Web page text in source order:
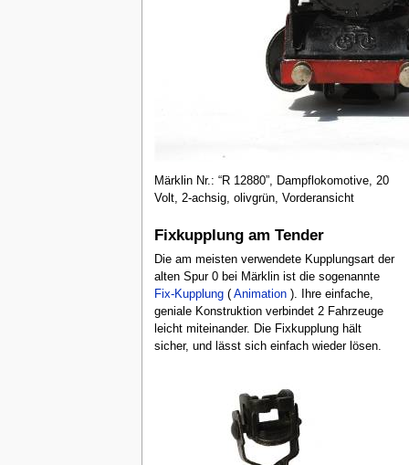
Märklin Nr.: “R 12880”, Dampflokomotive, 20
Volt, 2-achsig, olivgrün, Vorderansicht
Fixkupplung am Tender
Die am meisten verwendete Kupplungsart der
alten Spur 0 bei Märklin ist die sogenannte
Fix-Kupplung( Animation). Ihre einfache,
geniale Konstruktion verbindet 2 Fahrzeuge
leicht miteinander. Die Fixkupplung hält
sicher, und lässt sich einfach wieder lösen.